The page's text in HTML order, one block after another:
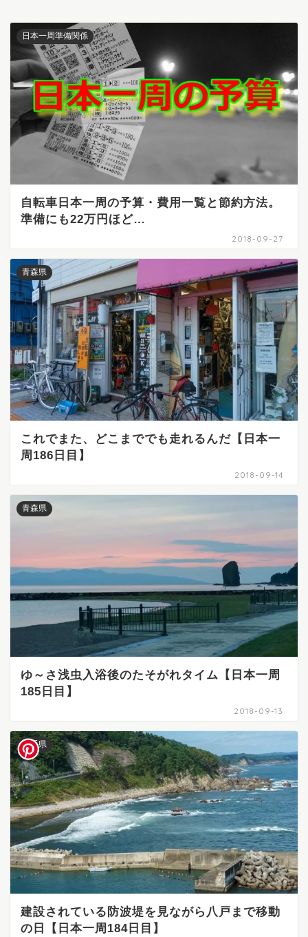
日本一周準備関係
自転車日本一周の予算・費用一覧と節約方法。
準備にも22万円ほど…
2018-09-27
青森県
これでまた、どこまででも走れるんだ【日本一
周186日目】
2018-09-14
青森県
ゆ～さ浅虫入浴後のたそがれタイム【日本一周
185日目】
2018-09-13
岩手県
建設されている防波堤を見ながら八戸まで移動
の日【日本一周184日目】